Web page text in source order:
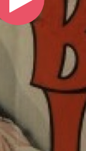
Play
Video